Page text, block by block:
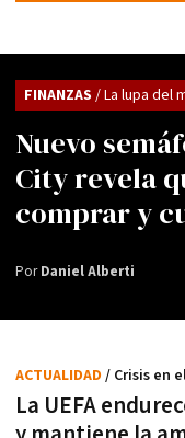
Nuevo
City revela
comprar y
FINANZAS / La lupa del
PorDaniel Alberti
La UEFA
ACTUALIDAD / Crisis en